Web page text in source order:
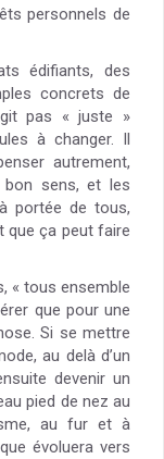
personnels de
édifiants, des
concrets de
pas « juste »
à changer. Il
autrement,
bon sens, et les
portée de tous,
que ça peut faire
« tous ensemble
que pour une
Si se mettre
au delà d’un
devenir un
pied de nez au
au fur et à
évoluera vers